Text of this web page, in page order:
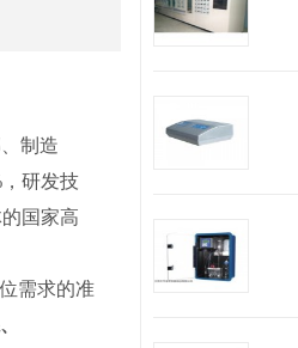
制造
，研发技
国家高
需求的准